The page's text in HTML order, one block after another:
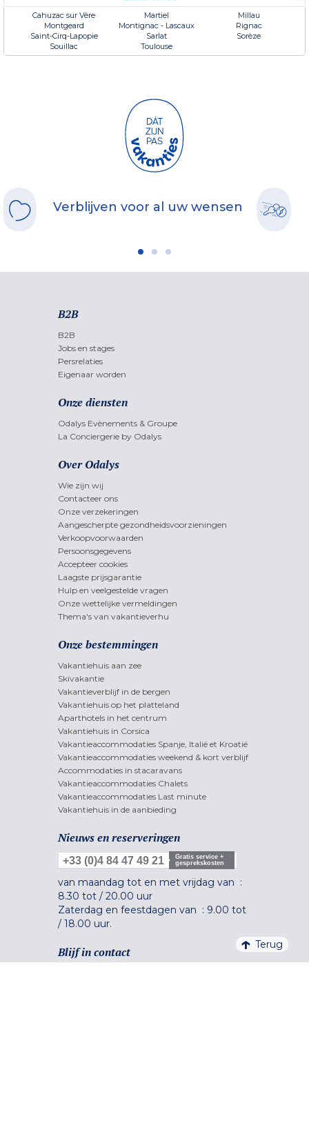
Cahuzac sur Vère Martiel
Millau
Montgeard
Montignac - Lascaux
Rignac
Saint-Cirq-Lapopie
Sarlat
Sorèze
Souillac
Toulouse
Verblijven voor al uw wensen
B2B
B2B
Jobs en stages
Persrelaties
Eigenaar worden
Onze diensten
Odalys Evènements & Groupe
La Conciergerie by Odalys
Over Odalys
Wie zijn wij
Contacteer ons
Onze verzekeringen
Aangescherpte gezondheidsvoorzieningen
Verkoopvoorwaarden
Persoonsgegevens
Accepteer cookies
Laagste prijsgarantie
Hulp en veelgestelde vragen
Onze wettelijke vermeldingen
Thema's van vakantieverhu
Onze bestemmingen
Vakantiehuis aan zee
Skivakantie
Vakantieverblijf in de bergen
Vakantiehuis op het platteland
Aparthotels in het centrum
Vakantiehuis in Corsica
Vakantieaccommodaties Spanje, Italië et Kroatië
Vakantieaccommodaties weekend & kort verblijf
Accommodaties in stacaravans
Vakantieaccommodaties Chalets
Vakantieaccommodaties Last minute
Vakantiehuis in de aanbieding
Nieuws en reserveringen
+33 (0)4 84 47 49 21
Gratis service +
gesprekskosten
van maandag tot en met vrijdag van :
8.30 tot / 20.00 uur
Zaterdag en feestdagen van : 9.00 tot
/ 18.00 uur.
Blijf in contact
Terug